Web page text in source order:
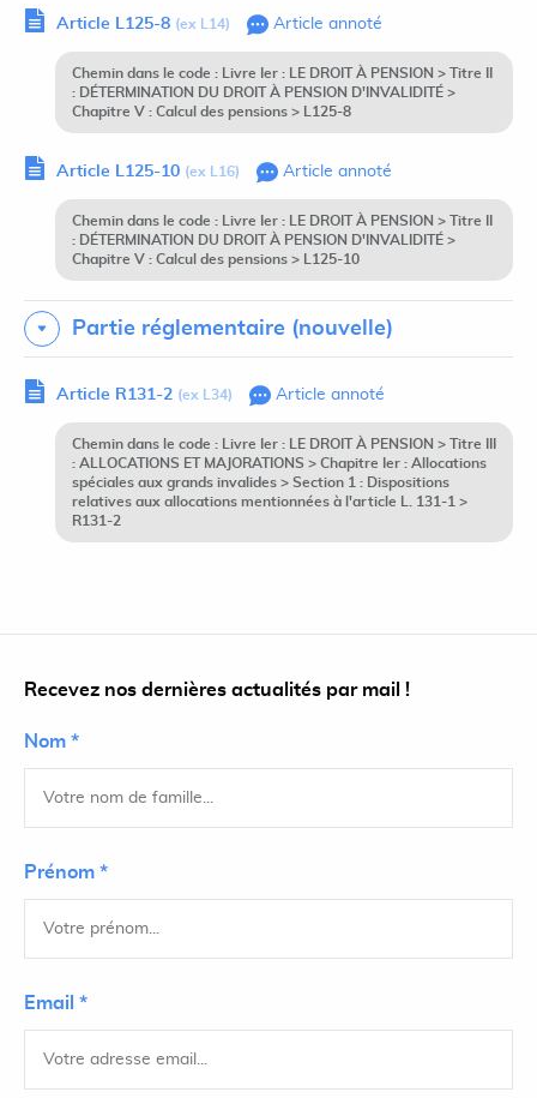
Article L125-8 (ex L14) Article annoté
Chemin dans le code : Livre Ier : LE DROIT À PENSION > Titre II
: DÉTERMINATION DU DROIT À PENSION D'INVALIDITÉ >
Chapitre V : Calcul des pensions > L125-8
Article L125-10 (ex L16) Article annoté
Chemin dans le code : Livre Ier : LE DROIT À PENSION > Titre II
: DÉTERMINATION DU DROIT À PENSION D'INVALIDITÉ >
Chapitre V : Calcul des pensions > L125-10
Partie réglementaire (nouvelle)
Article R131-2 (ex L34) Article annoté
Chemin dans le code : Livre Ier : LE DROIT À PENSION > Titre III
: ALLOCATIONS ET MAJORATIONS > Chapitre Ier : Allocations
spéciales aux grands invalides > Section 1 : Dispositions
relatives aux allocations mentionnées à l'article L. 131-1 >
R131-2
Recevez nos dernières actualités par mail !
Nom *
Prénom *
Email *